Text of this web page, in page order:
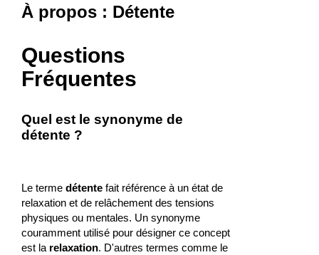
À propos : Détente
Questions
Fréquentes
Quel est le synonyme de
détente ?
Le terme détentefait référence à un état de
relaxation et de relâchement des tensions
physiques ou mentales. Un synonyme
couramment utilisé pour désigner ce concept
est la relaxation. D'autres termes comme le